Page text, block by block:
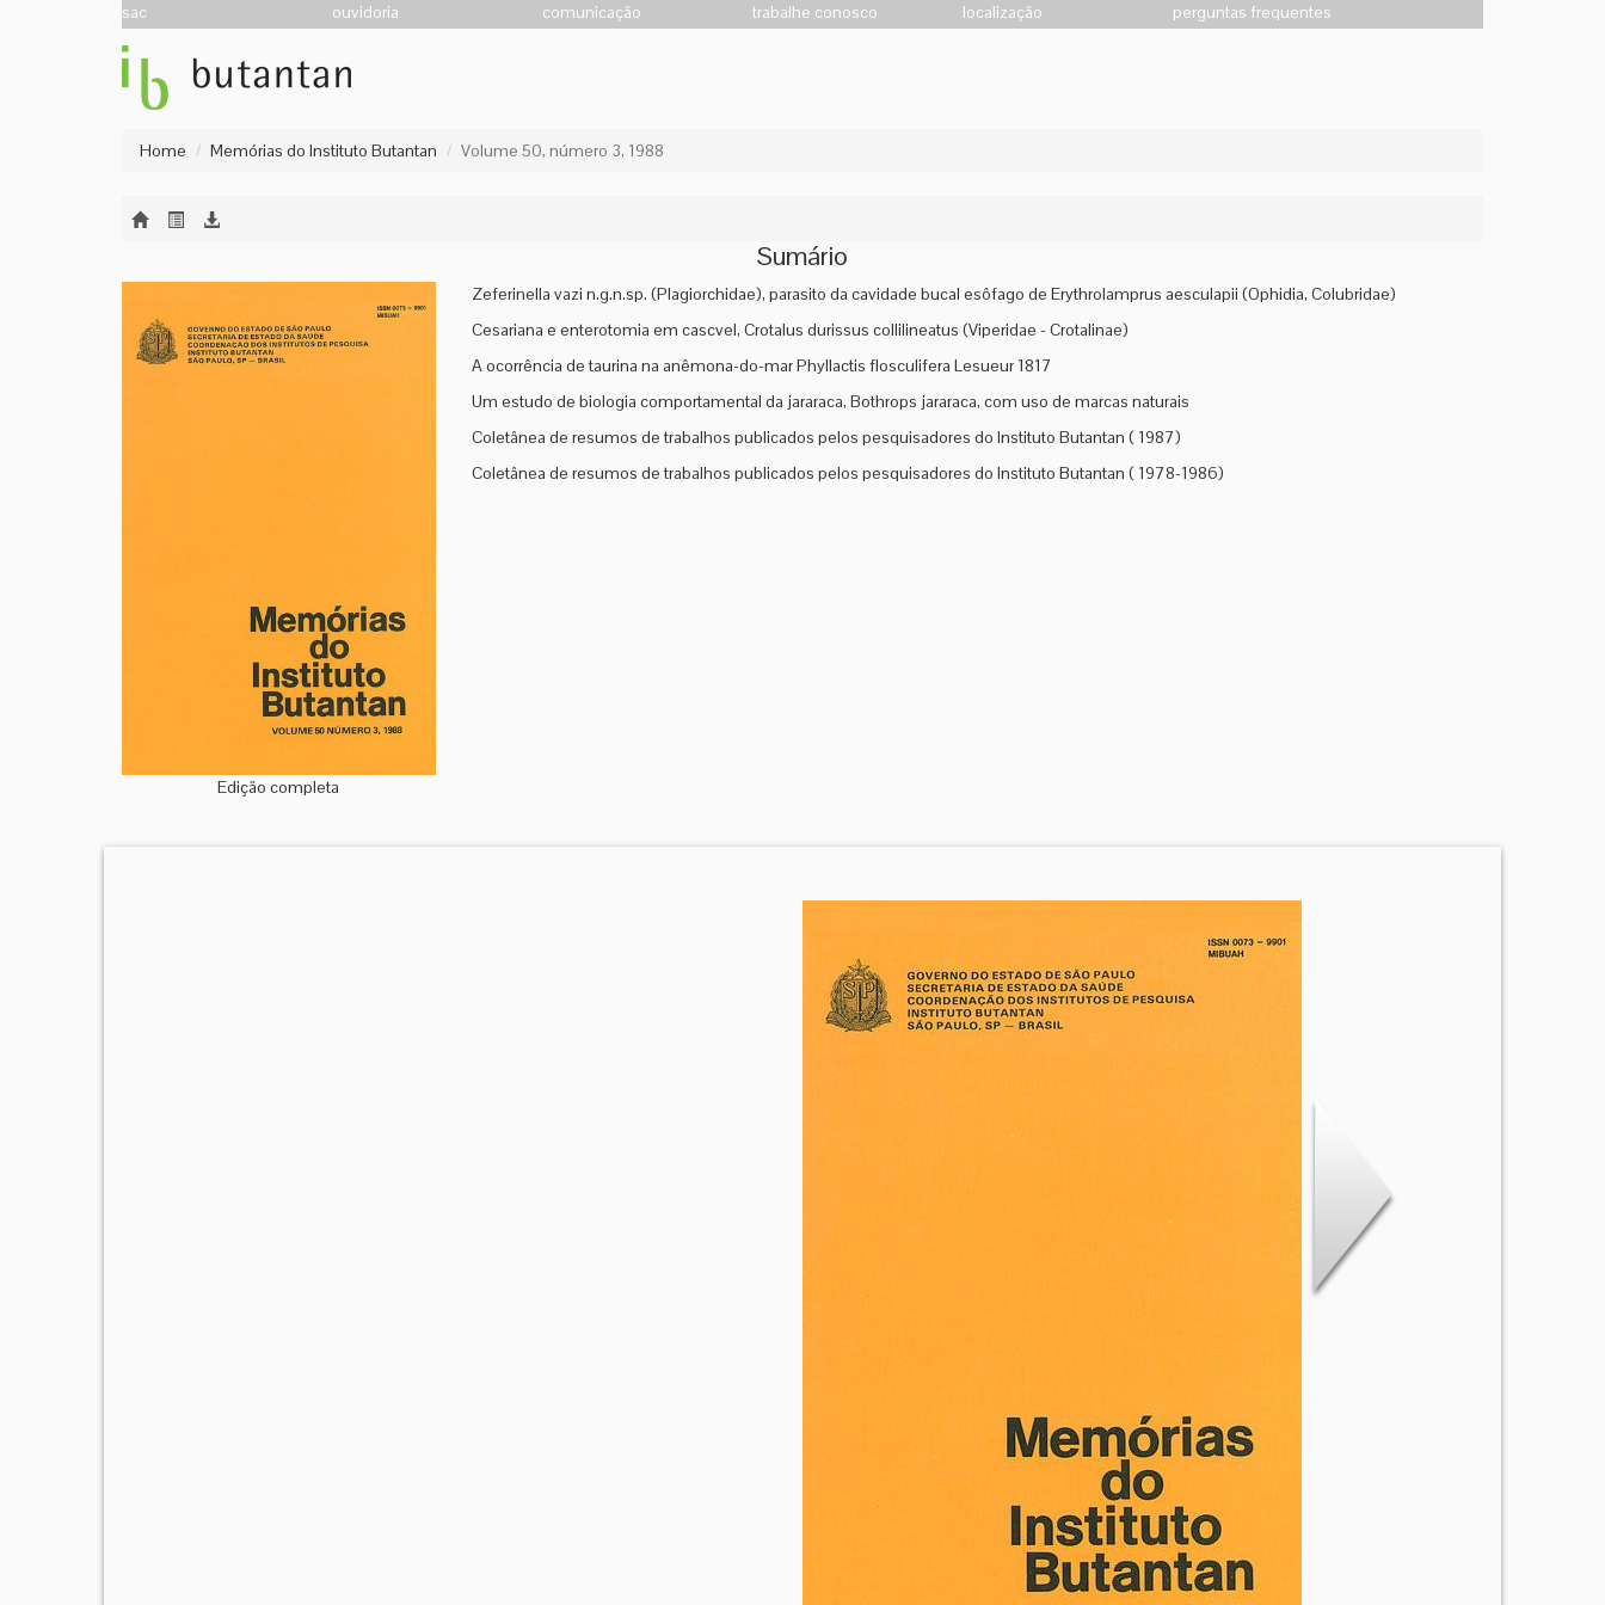
sac ouvidoria comunicação trabalhe conosco localização perguntas frequentes
Home Memórias do Instituto Butantan Volume 50, número 3, 1988
Sumário
Edição completa
Zeferinella vazi n.g.n.sp. (Plagiorchidae), parasito da cavidade bucal esôfago de Erythrolamprus aesculapii (Ophidia, Colubridae)
Cesariana e enterotomia em cascvel, Crotalus durissus collilineatus (Viperidae - Crotalinae)
A ocorrência de taurina na anêmona-do-mar Phyllactis flosculifera Lesueur 1817
Um estudo de biologia comportamental da jararaca, Bothrops jararaca, com uso de marcas naturais
Coletânea de resumos de trabalhos publicados pelos pesquisadores do Instituto Butantan ( 1987)
Coletânea de resumos de trabalhos publicados pelos pesquisadores do Instituto Butantan ( 1978-1986)